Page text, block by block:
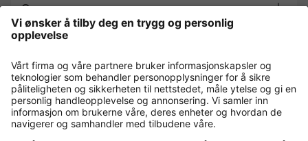
Om oss
Contact
Payment and Delivery
Kjøp trygt med